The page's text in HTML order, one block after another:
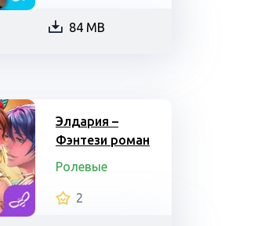
84 MB
Элдария –
Фэнтези роман
Ролевые
2